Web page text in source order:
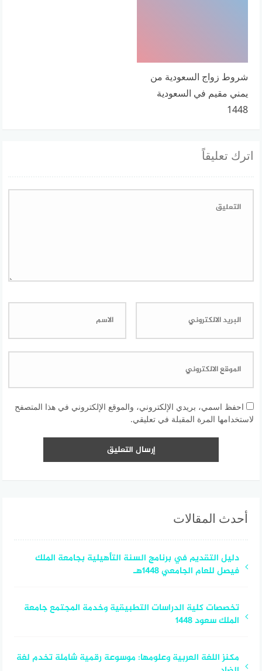
شروط زواج السعودية من
يمني مقيم في السعودية
1448
اترك تعليقاً
احفظ اسمي، بريدي الإلكتروني، والموقع الإلكتروني في هذا المتصفح
لاستخدامها المرة المقبلة في تعليقي.
أحدث المقالات
دليل التقديم في برنامج السنة التأهيلية بجامعة الملك
فيصل للعام الجامعي 1448هـ
تخصصات كلية الدراسات التطبيقية وخدمة المجتمع جامعة
الملك سعود 1448
مكنز اللغة العربية وعلومها: موسوعة رقمية شاملة تخدم لغة